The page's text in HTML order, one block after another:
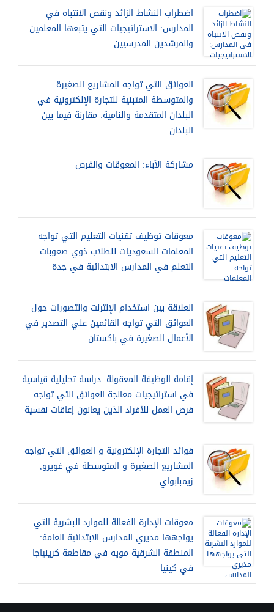
اضطراب النشاط الزائد ونقص الانتباه في
المدارس: الاستراتيجيات التي يتبعها المعلمين
والمرشدين المدرسيين
العوائق التي تواجه المشاريع الصغيرة
والمتوسطة المتبنية للتجارة الإلكترونية في
البلدان المتقدمة والنامية: مقارنة فيما بين
البلدان
مشاركة الآباء: المعوقات والفرص
معوقات توظيف تقنيات التعليم التي تواجه
المعلمات السعوديات للطلاب ذوي صعوبات
التعلم في المدارس الابتدائية في جدة
العلاقة بين استخدام الإنترنت والتصورات حول
العوائق التي تواجه القائمين علي التصدير في
الأعمال الصغيرة في باكستان
إقامة الوظيفة المعقولة: دراسة تحليلية قياسية
في استراتيجيات معالجة العوائق التي تواجه
فرص العمل للأفراد الذين يعانون إعاقات نفسية
فوائد التجارة الإلكترونية و العوائق التي تواجه
المشاريع الصغيرة و المتوسطة في غويرو,
زيمبابواي
معوقات الإدارة الفعالة للموارد البشرية التي
يواجهها مديري المدارس الابتدائية العامة:
المنطقة الشرقية مويه في مقاطعة كرينياجا
في كينيا